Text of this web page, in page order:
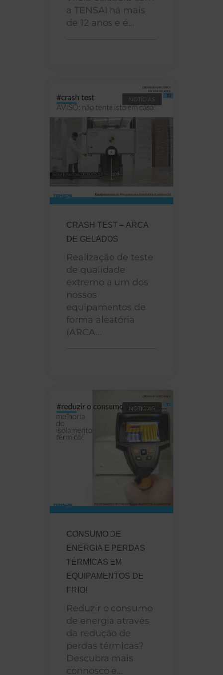
a TENSAI há mais
de 12 anos e é...
NOTÍCIAS
CRASH TEST – ARCA
DE GELADOS
Realização de teste
de qualidade
extremo a um dos
nossos
equipamentos de
forma aleatória
(ARCA...
NOTÍCIAS
CONSUMO DE
ENERGIA E PERDAS
TÉRMICAS EM
EQUIPAMENTOS DE
FRIO!
Reduzir o consumo
de energia através
da redução de
perdas térmicas?
Descubra mais
connosco e...